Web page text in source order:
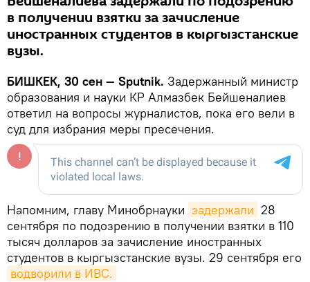
в получении взятки за зачисление
иностранных студентов в кыргызстанские
вузы.
БИШКЕК, 30 сен — Sputnik. Задержанный министр
образования и науки КР Алмазбек Бейшеналиев
ответил на вопросы журналистов, пока его вели в
суд для избрания меры пресечения.
Напомним, главу Минобрнауки задержали 28
сентября по подозрению в получении взятки в 110
тысяч долларов за зачисление иностранных
студентов в кыргызстанские вузы. 29 сентября его
водворили в ИВС.